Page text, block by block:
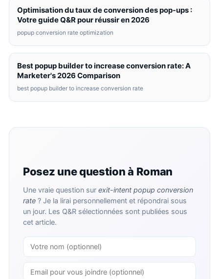
Optimisation du taux de conversion des pop-ups :
Votre guide Q&R pour réussir en 2026
popup conversion rate optimization
Best popup builder to increase conversion rate: A
Marketer's 2026 Comparison
best popup builder to increase conversion rate
Posez une question à Roman
Une vraie question sur exit-intent popup conversion
rate ? Je la lirai personnellement et répondrai sous
un jour. Les Q&R sélectionnées sont publiées sous
cet article.